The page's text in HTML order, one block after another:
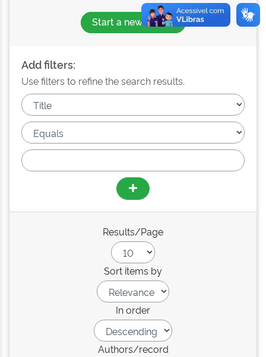
Start a new search
Add filters:
Use filters to refine the search results.
Results/Page
Sort items by
In order
Authors/record